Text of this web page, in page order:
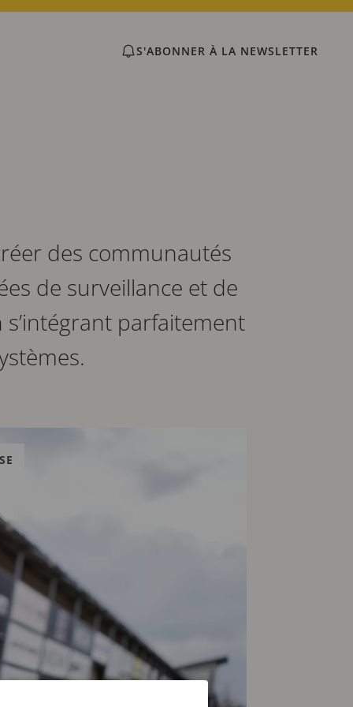
S'ABONNER À LA NEWSLETTER
des communautés
de surveillance et de
parfaitement